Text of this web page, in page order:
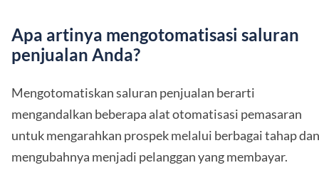
Apa artinya mengotomatisasi saluran
penjualan Anda?
Mengotomatiskan saluran penjualan berarti
mengandalkan beberapa alat otomatisasi pemasaran
untuk mengarahkan prospek melalui berbagai tahap dan
mengubahnya menjadi pelanggan yang membayar.